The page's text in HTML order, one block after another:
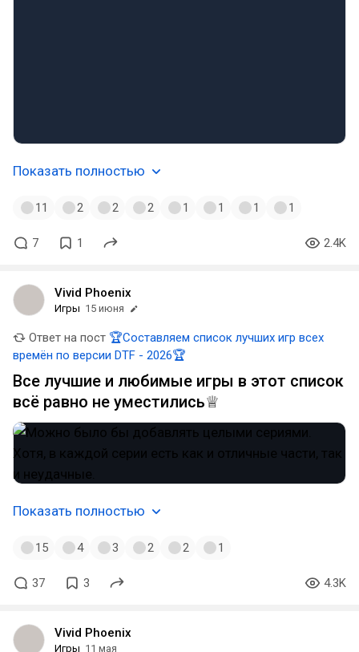
Показать полностью
11 2 2 2 1 1 1 1
7 1 2.4K
Vivid Phoenix
Игры 15 июня
Ответ на пост 🏆Составляем список лучших игр всех
времён по версии DTF - 2026🏆
Все лучшие и любимые игры в этот список
всё равно не уместились♕
Показать полностью
15 4 3 2 2 1
37 3 4.3K
Vivid Phoenix
Игры 11 мая